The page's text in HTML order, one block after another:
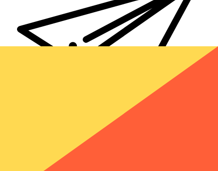
XE Internationella valutaöverföringar